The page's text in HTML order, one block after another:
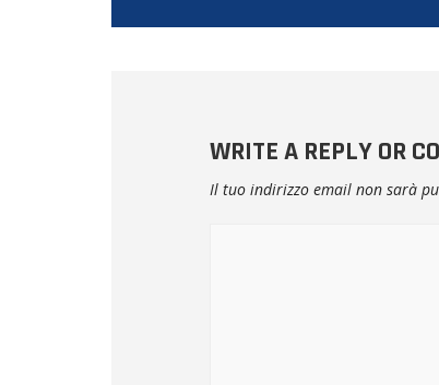
WRITE A REPLY OR
Il tuo indirizzo email non sarà